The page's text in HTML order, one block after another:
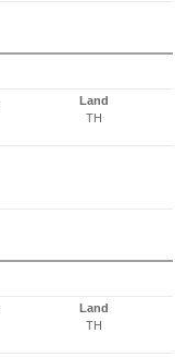
Land
TH
Land
TH